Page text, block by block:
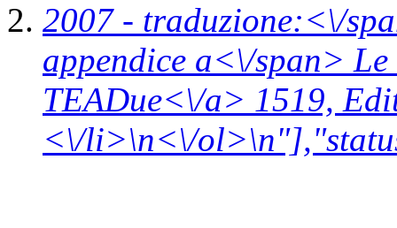
2007 - traduzione:<\/
appendice a<\/span>
TEADue<\/a> 1519,
<\/li>\n<\/